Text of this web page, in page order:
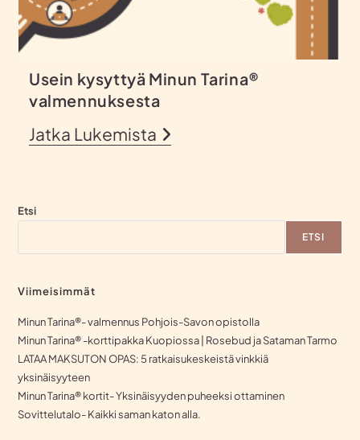
Usein kysyttyä Minun Tarina®
valmennuksesta
Jatka Lukemista
Etsi
ETSI
Viimeisimmät
Minun Tarina®- valmennus Pohjois-Savon opistolla
Minun Tarina® -korttipakka Kuopiossa | Rosebud ja Sataman Tarmo
LATAA MAKSUTON OPAS: 5 ratkaisukeskeistä vinkkiä
yksinäisyyteen
Minun Tarina® kortit- Yksinäisyyden puheeksi ottaminen
Sovittelutalo- Kaikki saman katon alla.